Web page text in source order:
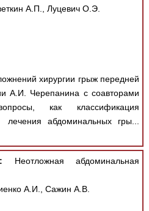
А.П., Луцевич О.Э.
хирургии грыж передней
А.И. Черепанина с соавторами
как классификация
абдоминальных гры...
Неотложная абдоминальная
А.И., Сажин А.В.